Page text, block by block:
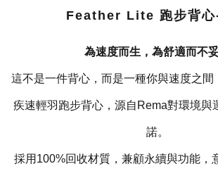
Feather Lite 跑步背心
為速度而生，為舒適而不
這不是一件背心，而是一種你與速度之間
疾速輕羽跑步背心，源自Rema對環境與
諾。
採用100%回收材質，兼顧永續與功能，